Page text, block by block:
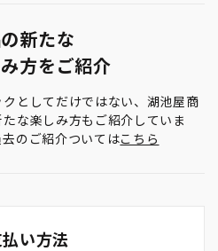
新たな
方をご紹介
クとしてだけではない、湖池屋商
な楽しみ方もご紹介していま
のご紹介ついてはこちら
い方法